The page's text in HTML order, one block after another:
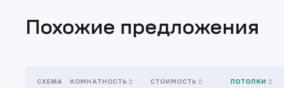
Похожие предложения
СХЕМА КОМНАТНОСТЬ СТОИМОСТЬ ПОТОЛКИ